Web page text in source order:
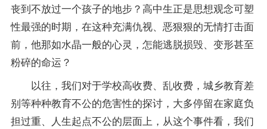
丧到不放过一个孩子的地步？高中生正是思想观念可塑
性最强的时期，在这种充满仇视、恶狠狠的无情打击面
前，他那如水晶一般的心灵，怎能逃脱损毁、变形甚至
粉碎的命运？
以往，我们对于学校高收费、乱收费，城乡教育差
别等种种教育不公的危害性的探讨，大多停留在家庭负
担过重、人生起点不公的层面上，从这个事件看，我们